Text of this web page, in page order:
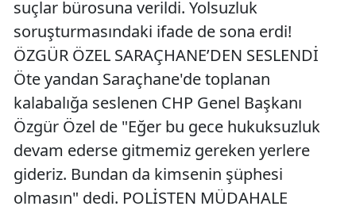
suçlar bürosuna verildi. Yolsuzluk
soruşturmasındaki ifade de sona erdi!
ÖZGÜR ÖZEL SARAÇHANE’DEN SESLENDİ
Öte yandan Saraçhane'de toplanan
kalabalığa seslenen CHP Genel Başkanı
Özgür Özel de "Eğer bu gece hukuksuzluk
devam ederse gitmemiz gereken yerlere
gideriz. Bundan da kimsenin şüphesi
olmasın" dedi. POLİSTEN MÜDAHALE